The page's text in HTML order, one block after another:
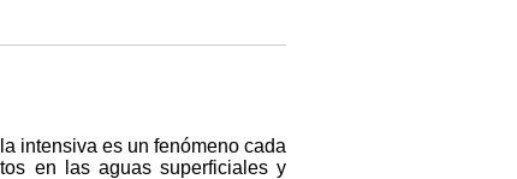
intensiva es un fenómeno cada
en las aguas superficiales y